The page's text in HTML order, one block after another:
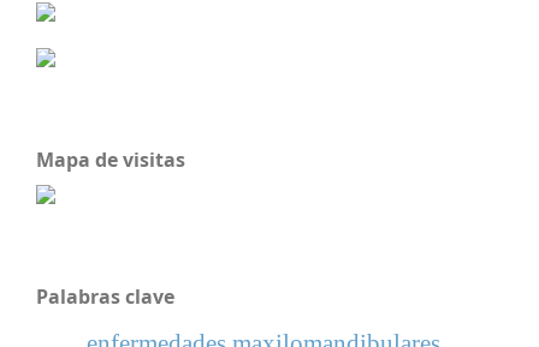
Mapa de visitas
Palabras clave